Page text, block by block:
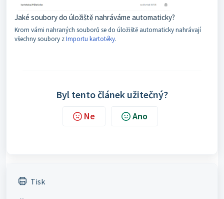
Jaké soubory do úložiště nahráváme automaticky?
Krom vámi nahraných souborů se do úložiště automaticky nahrávají
všechny soubory zImportu kartotéky.
Byl tento článek užitečný?
Ne Ano
Tisk